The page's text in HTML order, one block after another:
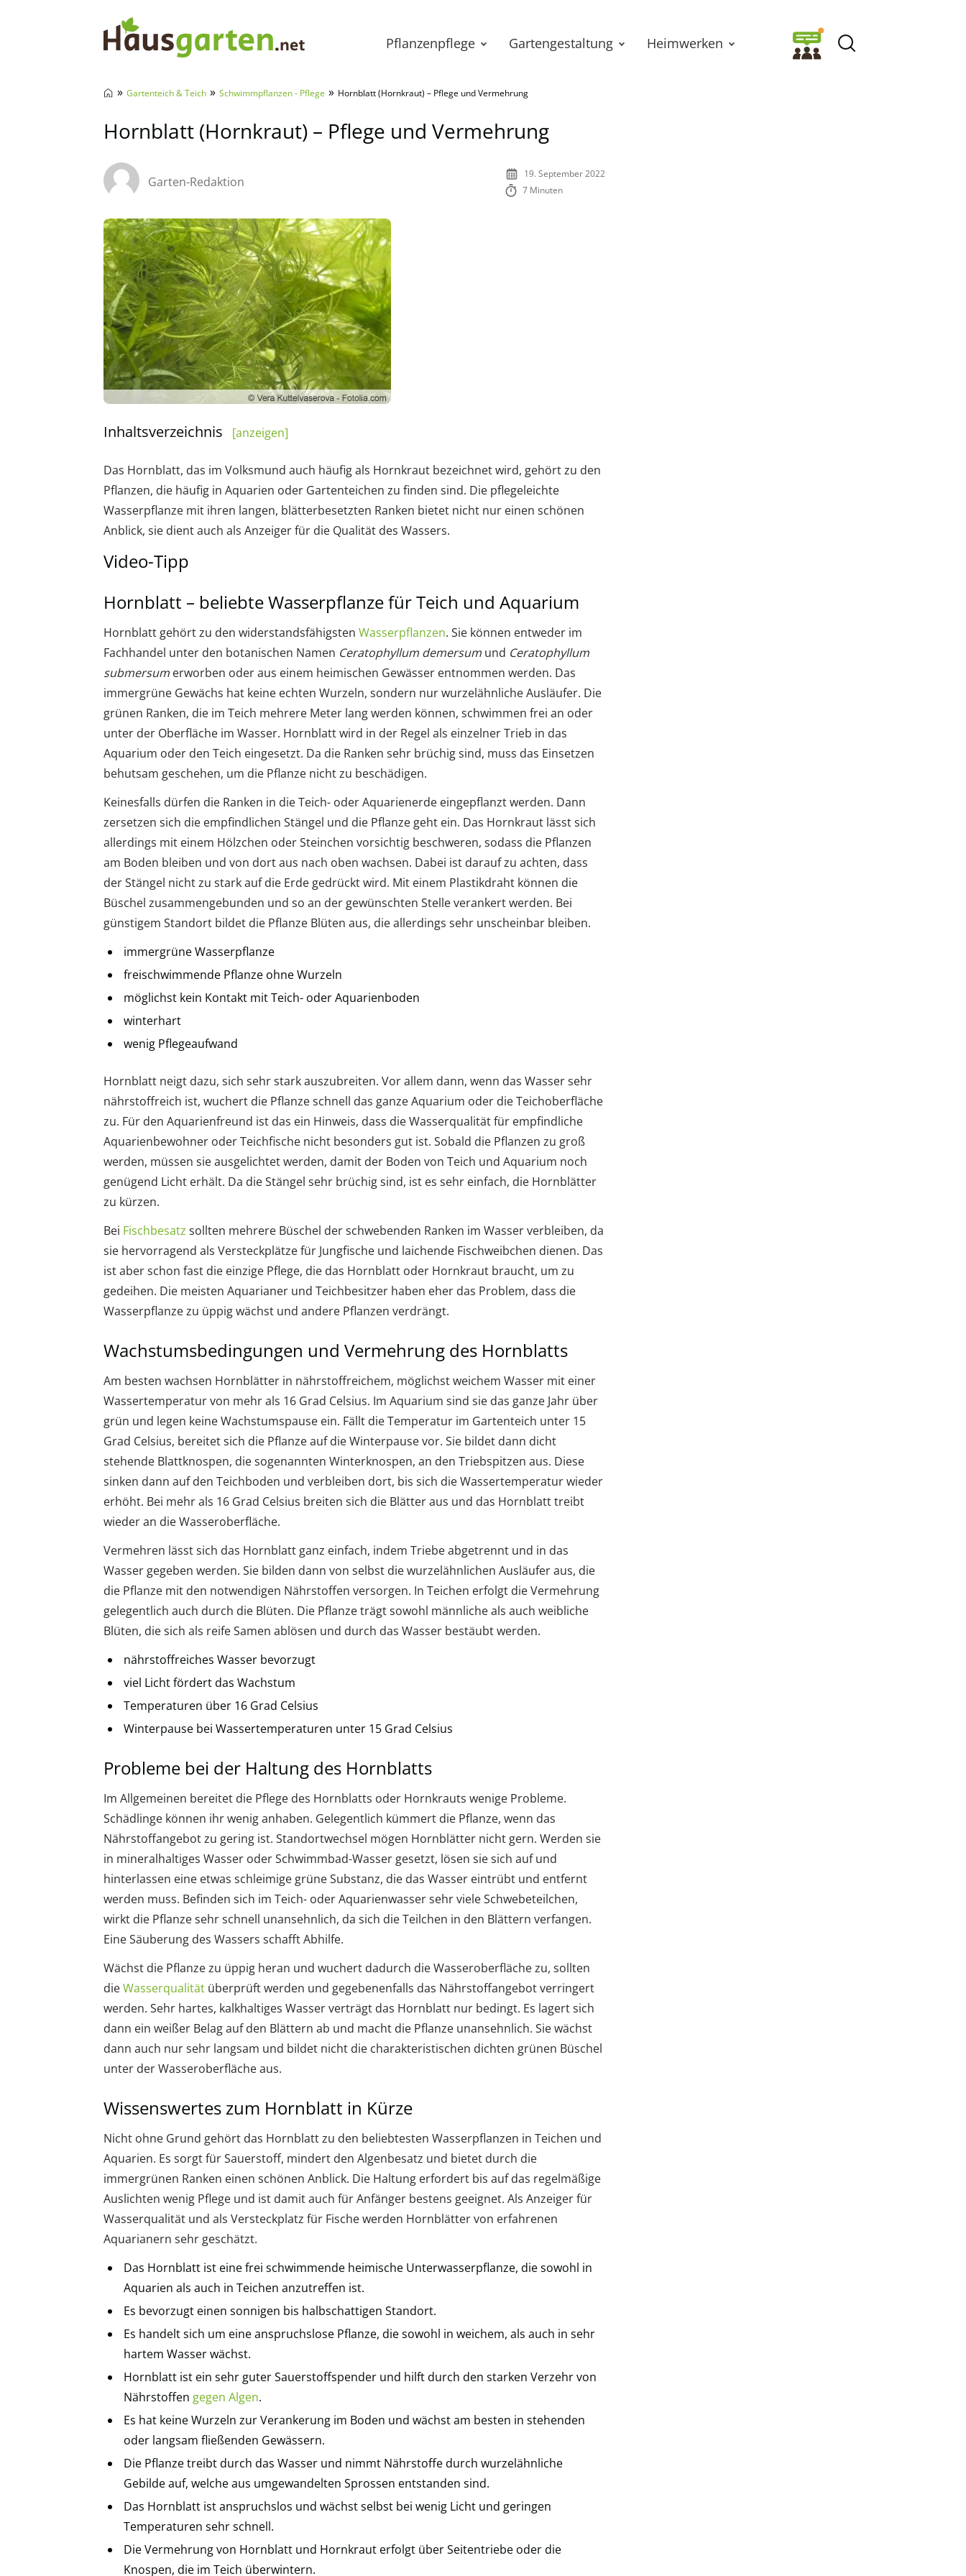
Pflanzenpflege Gartengestaltung Heimwerken
» Gartenteich & Teich » Schwimmpflanzen - Pflege » Hornblatt (Hornkraut) – Pflege und Vermehrung
Hornblatt (Hornkraut) – Pflege und Vermehrung
Garten-Redaktion
19. September 2022
7 Minuten
Inhaltsverzeichnis [anzeigen]
Das Hornblatt, das im Volksmund auch häufig als Hornkraut bezeichnet wird, gehört zu den
Pflanzen, die häufig in Aquarien oder Gartenteichen zu finden sind. Die pflegeleichte
Wasserpflanze mit ihren langen, blätterbesetzten Ranken bietet nicht nur einen schönen
Anblick, sie dient auch als Anzeiger für die Qualität des Wassers.
Video-Tipp
Hornblatt – beliebte Wasserpflanze für Teich und Aquarium
Hornblatt gehört zu den widerstandsfähigsten Wasserpflanzen. Sie können entweder im
Fachhandel unter den botanischen Namen Ceratophyllum demersum und Ceratophyllum
submersum erworben oder aus einem heimischen Gewässer entnommen werden. Das
immergrüne Gewächs hat keine echten Wurzeln, sondern nur wurzelähnliche Ausläufer. Die
grünen Ranken, die im Teich mehrere Meter lang werden können, schwimmen frei an oder
unter der Oberfläche im Wasser. Hornblatt wird in der Regel als einzelner Trieb in das
Aquarium oder den Teich eingesetzt. Da die Ranken sehr brüchig sind, muss das Einsetzen
behutsam geschehen, um die Pflanze nicht zu beschädigen.
Keinesfalls dürfen die Ranken in die Teich- oder Aquarienerde eingepflanzt werden. Dann
zersetzen sich die empfindlichen Stängel und die Pflanze geht ein. Das Hornkraut lässt sich
allerdings mit einem Hölzchen oder Steinchen vorsichtig beschweren, sodass die Pflanzen
am Boden bleiben und von dort aus nach oben wachsen. Dabei ist darauf zu achten, dass
der Stängel nicht zu stark auf die Erde gedrückt wird. Mit einem Plastikdraht können die
Büschel zusammengebunden und so an der gewünschten Stelle verankert werden. Bei
günstigem Standort bildet die Pflanze Blüten aus, die allerdings sehr unscheinbar bleiben.
immergrüne Wasserpflanze
freischwimmende Pflanze ohne Wurzeln
möglichst kein Kontakt mit Teich- oder Aquarienboden
winterhart
wenig Pflegeaufwand
Hornblatt neigt dazu, sich sehr stark auszubreiten. Vor allem dann, wenn das Wasser sehr
nährstoffreich ist, wuchert die Pflanze schnell das ganze Aquarium oder die Teichoberfläche
zu. Für den Aquarienfreund ist das ein Hinweis, dass die Wasserqualität für empfindliche
Aquarienbewohner oder Teichfische nicht besonders gut ist. Sobald die Pflanzen zu groß
werden, müssen sie ausgelichtet werden, damit der Boden von Teich und Aquarium noch
genügend Licht erhält. Da die Stängel sehr brüchig sind, ist es sehr einfach, die Hornblätter
zu kürzen.
Bei Fischbesatz sollten mehrere Büschel der schwebenden Ranken im Wasser verbleiben, da
sie hervorragend als Versteckplätze für Jungfische und laichende Fischweibchen dienen. Das
ist aber schon fast die einzige Pflege, die das Hornblatt oder Hornkraut braucht, um zu
gedeihen. Die meisten Aquarianer und Teichbesitzer haben eher das Problem, dass die
Wasserpflanze zu üppig wächst und andere Pflanzen verdrängt.
Wachstumsbedingungen und Vermehrung des Hornblatts
Am besten wachsen Hornblätter in nährstoffreichem, möglichst weichem Wasser mit einer
Wassertemperatur von mehr als 16 Grad Celsius. Im Aquarium sind sie das ganze Jahr über
grün und legen keine Wachstumspause ein. Fällt die Temperatur im Gartenteich unter 15
Grad Celsius, bereitet sich die Pflanze auf die Winterpause vor. Sie bildet dann dicht
stehende Blattknospen, die sogenannten Winterknospen, an den Triebspitzen aus. Diese
sinken dann auf den Teichboden und verbleiben dort, bis sich die Wassertemperatur wieder
erhöht. Bei mehr als 16 Grad Celsius breiten sich die Blätter aus und das Hornblatt treibt
wieder an die Wasseroberfläche.
Vermehren lässt sich das Hornblatt ganz einfach, indem Triebe abgetrennt und in das
Wasser gegeben werden. Sie bilden dann von selbst die wurzelähnlichen Ausläufer aus, die
die Pflanze mit den notwendigen Nährstoffen versorgen. In Teichen erfolgt die Vermehrung
gelegentlich auch durch die Blüten. Die Pflanze trägt sowohl männliche als auch weibliche
Blüten, die sich als reife Samen ablösen und durch das Wasser bestäubt werden.
nährstoffreiches Wasser bevorzugt
viel Licht fördert das Wachstum
Temperaturen über 16 Grad Celsius
Winterpause bei Wassertemperaturen unter 15 Grad Celsius
Probleme bei der Haltung des Hornblatts
Im Allgemeinen bereitet die Pflege des Hornblatts oder Hornkrauts wenige Probleme.
Schädlinge können ihr wenig anhaben. Gelegentlich kümmert die Pflanze, wenn das
Nährstoffangebot zu gering ist. Standortwechsel mögen Hornblätter nicht gern. Werden sie
in mineralhaltiges Wasser oder Schwimmbad-Wasser gesetzt, lösen sie sich auf und
hinterlassen eine etwas schleimige grüne Substanz, die das Wasser eintrübt und entfernt
werden muss. Befinden sich im Teich- oder Aquarienwasser sehr viele Schwebeteilchen,
wirkt die Pflanze sehr schnell unansehnlich, da sich die Teilchen in den Blättern verfangen.
Eine Säuberung des Wassers schafft Abhilfe.
Wächst die Pflanze zu üppig heran und wuchert dadurch die Wasseroberfläche zu, sollten
dieWasserqualität überprüft werden und gegebenenfalls das Nährstoffangebot verringert
werden. Sehr hartes, kalkhaltiges Wasser verträgt das Hornblatt nur bedingt. Es lagert sich
dann ein weißer Belag auf den Blättern ab und macht die Pflanze unansehnlich. Sie wächst
dann auch nur sehr langsam und bildet nicht die charakteristischen dichten grünen Büschel
unter der Wasseroberfläche aus.
Wissenswertes zum Hornblatt in Kürze
Nicht ohne Grund gehört das Hornblatt zu den beliebtesten Wasserpflanzen in Teichen und
Aquarien. Es sorgt für Sauerstoff, mindert den Algenbesatz und bietet durch die
immergrünen Ranken einen schönen Anblick. Die Haltung erfordert bis auf das regelmäßige
Auslichten wenig Pflege und ist damit auch für Anfänger bestens geeignet. Als Anzeiger für
Wasserqualität und als Versteckplatz für Fische werden Hornblätter von erfahrenen
Aquarianern sehr geschätzt.
Das Hornblatt ist eine frei schwimmende heimische Unterwasserpflanze, die sowohl in
Aquarien als auch in Teichen anzutreffen ist.
Es bevorzugt einen sonnigen bis halbschattigen Standort.
Es handelt sich um eine anspruchslose Pflanze, die sowohl in weichem, als auch in sehr
hartem Wasser wächst.
Hornblatt ist ein sehr guter Sauerstoffspender und hilft durch den starken Verzehr von
Nährstoffen gegen Algen.
Es hat keine Wurzeln zur Verankerung im Boden und wächst am besten in stehenden
oder langsam fließenden Gewässern.
Die Pflanze treibt durch das Wasser und nimmt Nährstoffe durch wurzelähnliche
Gebilde auf, welche aus umgewandelten Sprossen entstanden sind.
Das Hornblatt ist anspruchslos und wächst selbst bei wenig Licht und geringen
Temperaturen sehr schnell.
Die Vermehrung von Hornblatt und Hornkraut erfolgt über Seitentriebe oder die
Knospen, die im Teich überwintern.